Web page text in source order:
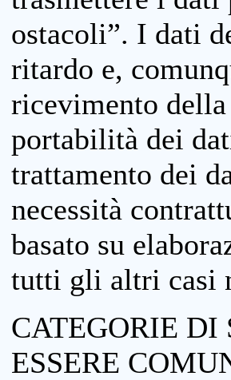
ostacoli”. I dati
ritardo e,
ricevimento
portabilità dei
trattamento dei
necessità
basato su
tutti gli altri casi
CATEGORIE DI
ESSERE